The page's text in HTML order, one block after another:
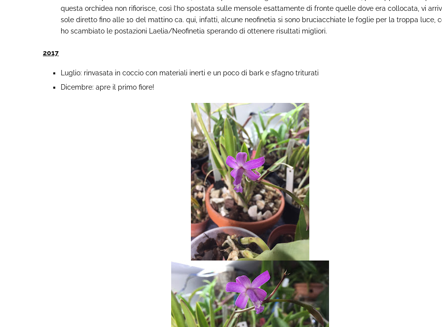
questa orchidea non rifiorisce, così l’ho spostata sulle mensole esattamente di fronte quelle dove era collocata, vi
sole diretto fino alle 10 del mattino ca. qui, infatti, alcune neofinetia si sono bruciacchiate le foglie per la troppa luce,
ho scambiato le postazioni Laelia/Neofinetia sperando di ottenere risultati migliori.
2017
Luglio: rinvasata in coccio con materiali inerti e un poco di bark e sfagno triturati
Dicembre: apre il primo fiore!